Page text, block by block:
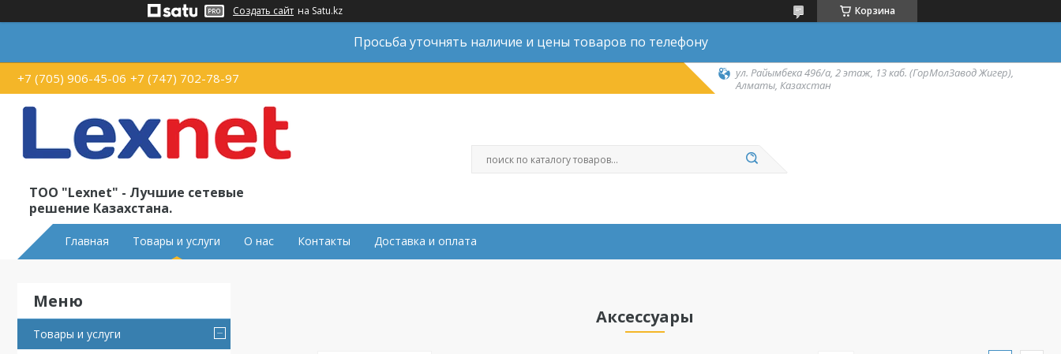
Создать сайт на Satu.kz Корзина
Просьба уточнять наличие и цены товаров по телефону
+7 (705) 906-45-06 +7 (747) 702-78-97
ул. Райымбека 496/а, 2 этаж, 13 каб. (ГорМолЗавод Жигер),
Алматы, Казахстан
ТОО "Lexnet" - Лучшие сетевые
решение Казахстана.
Главная Товары и услуги О нас Контакты Доставка и оплата
Товары и услуги
Аксессуары